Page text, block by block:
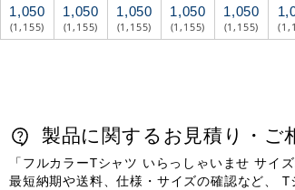
1,050
(1,155)
1,050
(1,155)
1,050
(1,155)
1,050
(1,155)
1,050
(1,155)
製品に関するお見積り・ご
「フルカラーTシャツ いらっしゃいませ サイ
最短納期や送料、仕様・サイズの確認など、 T